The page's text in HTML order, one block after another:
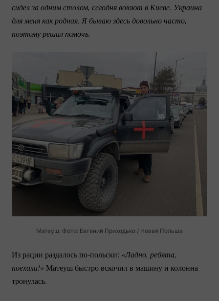
сидел за одним столом, сегодня воюют в Киеве. Украина
для меня как родная. Я бываю здесь довольно часто,
поэтому решил помочь.
Матеуш. Фото: Евгений Приходько / Новая Польша
Из рации раздалосьпо-польски: «Ладно, ребята,
поехали!» Матеуш быстро вскочил в машину и колонна
тронулась.